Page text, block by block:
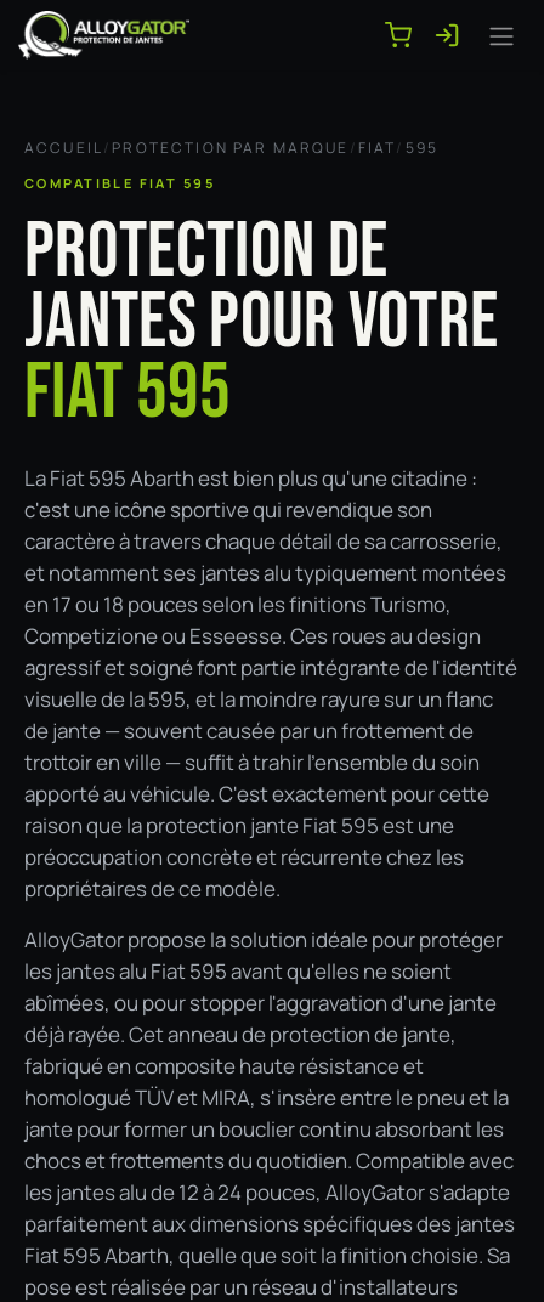
Se rendre au contenu
ACCUEIL/ PROTECTION PAR MARQUE / FIAT/ 595
COMPATIBLE FIAT 595
PROTECTION DE
JANTES POUR VOTRE
FIAT 595
La Fiat 595 Abarth est bien plus qu'une citadine :
c'est une icône sportive qui revendique son
caractère à travers chaque détail de sa carrosserie,
et notamment ses jantes alu typiquement montées
en 17 ou 18 pouces selon les finitions Turismo,
Competizione ou Esseesse. Ces roues au design
agressif et soigné font partie intégrante de l'identité
visuelle de la 595, et la moindre rayure sur un flanc
de jante — souvent causée par un frottement de
trottoir en ville — suffit à trahir l'ensemble du soin
apporté au véhicule. C'est exactement pour cette
raison que la protection jante Fiat 595 est une
préoccupation concrète et récurrente chez les
propriétaires de ce modèle.
AlloyGator propose la solution idéale pour protéger
les jantes alu Fiat 595 avant qu'elles ne soient
abîmées, ou pour stopper l'aggravation d'une jante
déjà rayée. Cet anneau de protection de jante,
fabriqué en composite haute résistance et
homologué TÜV et MIRA, s'insère entre le pneu et la
jante pour former un bouclier continu absorbant les
chocs et frottements du quotidien. Compatible avec
les jantes alu de 12 à 24 pouces, AlloyGator s'adapte
parfaitement aux dimensions spécifiques des jantes
Fiat 595 Abarth, quelle que soit la finition choisie. Sa
pose est réalisée par un réseau d'installateurs